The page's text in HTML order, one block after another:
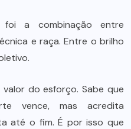
a combinação entre
e raça. Entre o brilho
do esforço. Sabe que
vence, mas acredita
até o fim. É por isso que